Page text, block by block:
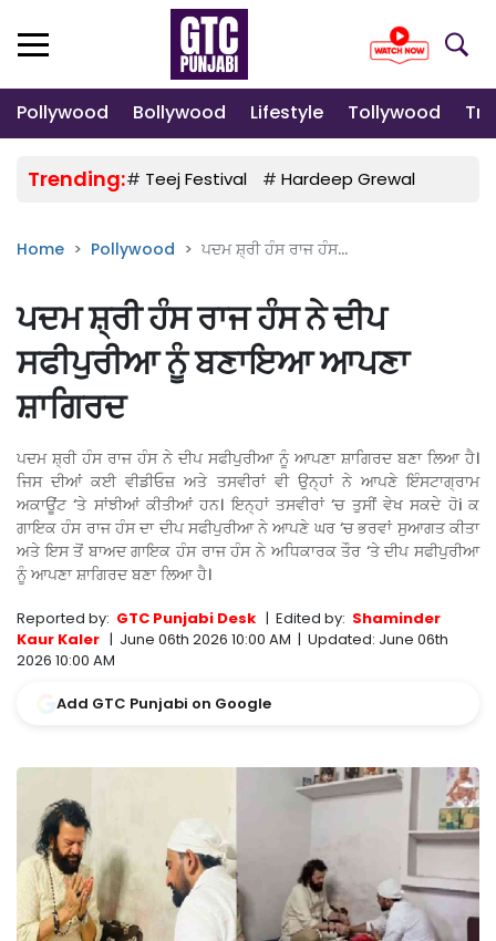
Pollywood Bollywood Lifestyle Tollywood
Trending:# Teej Festival # Hardeep Grewal
Home Pollywood ਪਦਮ ਸ਼੍ਰੀ ਹੰਸ ਰਾਜ ਹੰਸ...
ਪਦਮ ਸ਼੍ਰੀ ਹੰਸ ਰਾਜ ਹੰਸ ਨੇ ਦੀਪ
ਸਫੀਪੁਰੀਆ ਨੂੰ ਬਣਾਇਆ ਆਪਣਾ
ਸ਼ਾਗਿਰਦ
ਪਦਮ ਸ਼੍ਰੀ ਹੰਸ ਰਾਜ ਹੰਸ ਨੇ ਦੀਪ ਸਫੀਪੁਰੀਆ ਨੂੰ ਆਪਣਾ ਸ਼ਾਗਿਰਦ ਬਣਾ ਲਿਆ ਹੈ।
ਜਿਸ ਦੀਆਂ ਕਈ ਵੀਡੀਓਜ਼ ਅਤੇ ਤਸਵੀਰਾਂ ਵੀ ਉਨ੍ਹਾਂ ਨੇ ਆਪਣੇ ਇੰਸਟਾਗ੍ਰਾਮ
ਅਕਾਊਂਟ ‘ਤੇ ਸਾਂਝੀਆਂ ਕੀਤੀਆਂ ਹਨ। ਇਨ੍ਹਾਂ ਤਸਵੀਰਾਂ ‘ਚ ਤੁਸੀਂ ਵੇਖ ਸਕਦੇ ਹੋi ਕ
ਗਾਇਕ ਹੰਸ ਰਾਜ ਹੰਸ ਦਾ ਦੀਪ ਸਫੀਪੁਰੀਆ ਨੇ ਆਪਣੇ ਘਰ ‘ਚ ਭਰਵਾਂ ਸੁਆਗਤ ਕੀਤਾ
ਅਤੇ ਇਸ ਤੋਂ ਬਾਅਦ ਗਾਇਕ ਹੰਸ ਰਾਜ ਹੰਸ ਨੇ ਅਧਿਕਾਰਕ ਤੌਰ ‘ਤੇ ਦੀਪ ਸਫੀਪੁਰੀਆ
ਨੂੰ ਆਪਣਾ ਸ਼ਾਗਿਰਦ ਬਣਾ ਲਿਆ ਹੈ।
Reported by: GTC Punjabi Desk | Edited by: Shaminder
Kaur Kaler | June 06th 2026 10:00 AM | Updated: June 06th
2026 10:00 AM
Add GTC Punjabi on Google